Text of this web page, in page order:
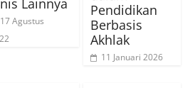
Lainnya
17 Agustus
Pendidikan
Berbasis
Akhlak
11 Januari 2026